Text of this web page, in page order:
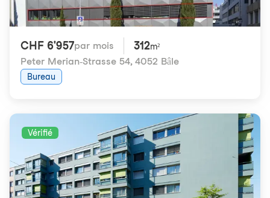
CHF 6'957par mois 312m²
Peter Merian-Strasse 54, 4052 Bâle
Bureau
Vérifié